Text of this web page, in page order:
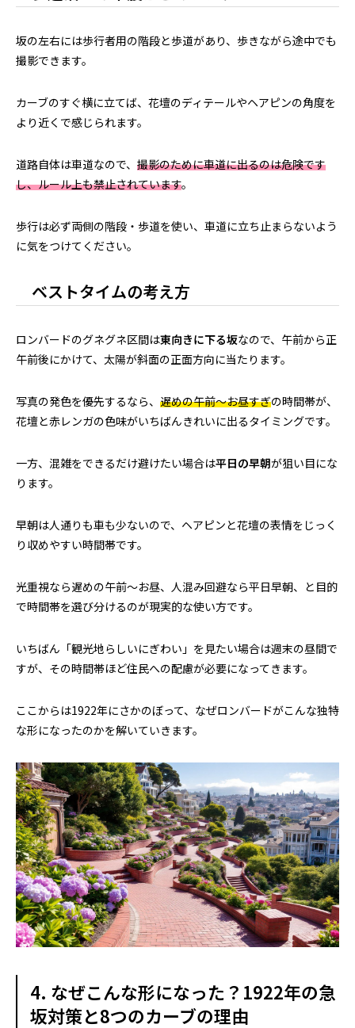
坂の左右には歩行者用の階段と歩道があり、歩きながら途中でも
撮影できます。
カーブのすぐ横に立てば、花壇のディテールやヘアピンの角度を
より近くで感じられます。
道路自体は車道なので、 撮影のために車道に出るのは危険です
し、ルール上も禁止されています。
歩行は必ず両側の階段・歩道を使い、車道に立ち止まらないよう
に気をつけてください。
ベストタイムの考え方
ロンバードのグネグネ区間は東向きに下る坂なので、午前から正
午前後にかけて、太陽が斜面の正面方向に当たります。
写真の発色を優先するなら、 遅めの午前〜お昼すぎの時間帯が、
花壇と赤レンガの色味がいちばんきれいに出るタイミングです。
一方、混雑をできるだけ避けたい場合は平日の早朝が狙い目にな
ります。
早朝は人通りも車も少ないので、ヘアピンと花壇の表情をじっく
り収めやすい時間帯です。
光重視なら遅めの午前〜お昼、人混み回避なら平日早朝、と目的
で時間帯を選び分けるのが現実的な使い方です。
いちばん「観光地らしいにぎわい」を見たい場合は週末の昼間で
すが、その時間帯ほど住民への配慮が必要になってきます。
ここからは1922年にさかのぼって、なぜロンバードがこんな独特
な形になったのかを解いていきます。
4. なぜこんな形になった？1922年の急
坂対策と8つのカーブの理由